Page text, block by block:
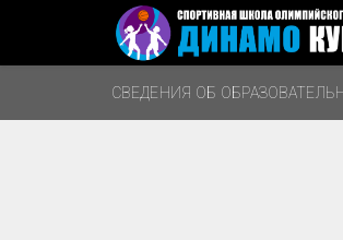
СВЕДЕНИЯ ОБ